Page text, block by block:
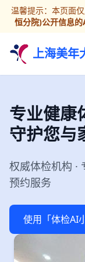
温馨提示：本页面
恒分院)公开信息
上海美年
专业健康
守护您与
权威体检机构 ·
预约服务
使用「体检AI